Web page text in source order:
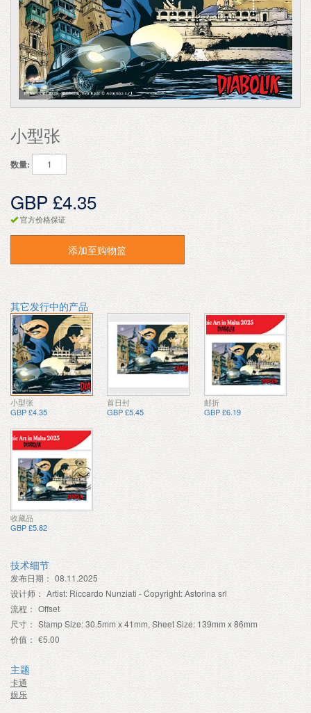
小型张
数量:
GBP £4.35
官方价格保证
添加至购物篮
其它发行中的产品
小型张
GBP £4.35
首日封
GBP £5.45
邮折
GBP £6.19
收藏品
GBP £5.82
技术细节
发布日期： 08.11.2025
设计师： Artist: Riccardo Nunziati - Copyright: Astorina srl
流程： Offset
尺寸： Stamp Size: 30.5mm x 41mm, Sheet Size: 139mm x 86mm
价值： €5.00
主题
卡通
娱乐